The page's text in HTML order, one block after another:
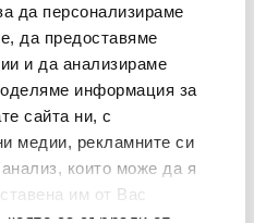
да персонализираме
да предоставяме
и да анализираме
информация за
сайта ни, с
медии, рекламните си
които може да я
им от Вас
и платежна
правомощия:
или становища за
и оперативните
картова и платежна